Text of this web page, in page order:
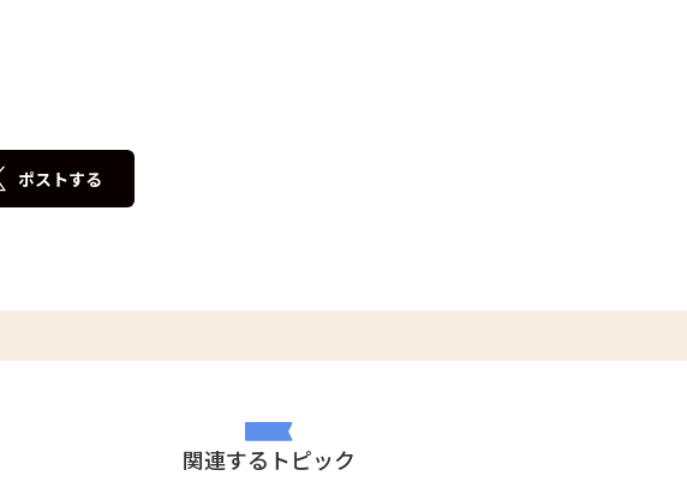
ポストする
関連するトピック